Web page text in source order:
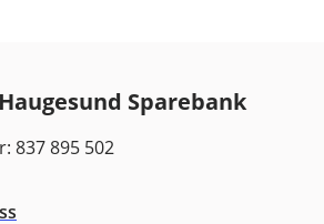
Sparebank
837 895 502